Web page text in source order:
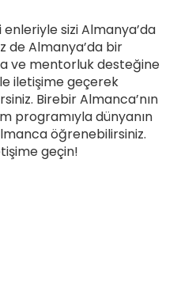
sizi Almanya’da
de Almanya’da bir
ve mentorluk desteğine
iletişime geçerek
Birebir Almanca’nın
programıyla dünyanın
öğrenebilirsiniz.
geçin!